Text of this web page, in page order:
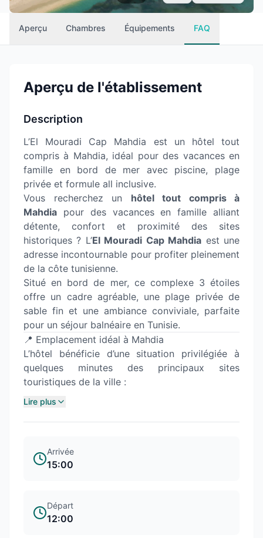
Aperçu Chambres Équipements FAQ
Aperçu de l'établissement
Description
L’El Mouradi Cap Mahdia est un hôtel tout
compris à Mahdia, idéal pour des vacances en
famille en bord de mer avec piscine, plage
privée et formule all inclusive.
Vous recherchez un hôtel tout compris à
Mahdia pour des vacances en famille alliant
détente, confort et proximité des sites
historiques ? L’El Mouradi Cap Mahdia est une
adresse incontournable pour profiter pleinement
de la côte tunisienne.
Situé en bord de mer, ce complexe 3 étoiles
offre un cadre agréable, une plage privée de
sable fin et une ambiance conviviale, parfaite
pour un séjour balnéaire en Tunisie.
📍 Emplacement idéal à Mahdia
L’hôtel bénéficie d’une situation privilégiée à
quelques minutes des principaux sites
touristiques de la ville :
Lire plus
Arrivée
15:00
Départ
12:00